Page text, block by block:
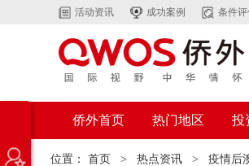
活动资讯 成功案例 条件
侨外首页 热门地区 投
位置： 首页 > 热点资讯 > 疫情后